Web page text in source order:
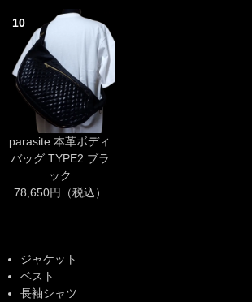
10
parasite 本革ボディ
バッグ TYPE2 ブラ
ック
78,650円（税込）
ジャケット
ベスト
長袖シャツ